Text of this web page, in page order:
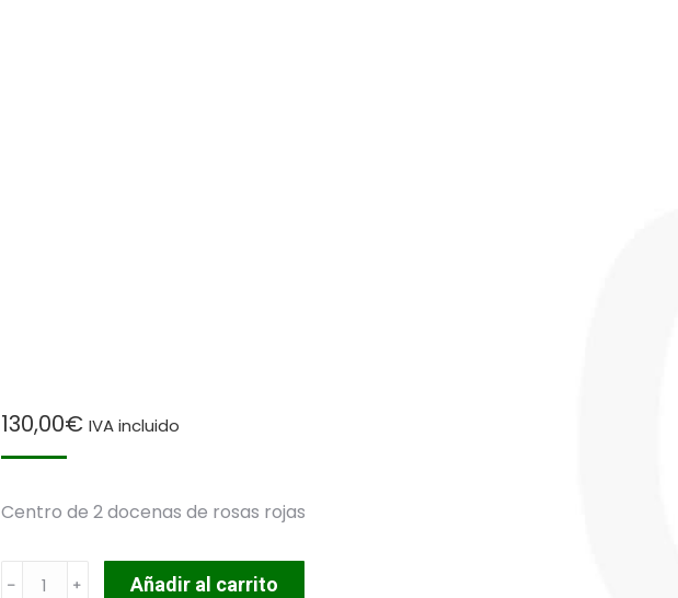
130,00€ IVA incluido
Centro de 2 docenas de rosas rojas
Centro
Añadir al carrito